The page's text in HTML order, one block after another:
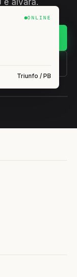
e alvará.
ONLINE
Triunfo / PB